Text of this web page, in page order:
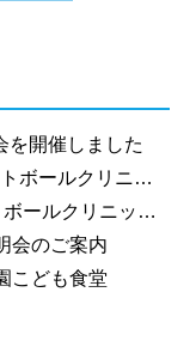
開催しました
リニックのご案内
ックを開催しました
会のご案内
こども食堂